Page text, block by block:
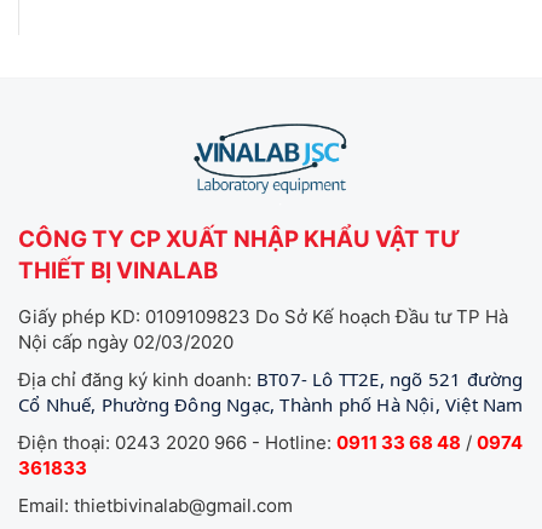
CÔNG TY CP XUẤT NHẬP KHẨU VẬT TƯ
THIẾT BỊ VINALAB
Giấy phép KD: 0109109823 Do Sở Kế hoạch Đầu tư TP Hà
Nội cấp ngày 02/03/2020
Địa chỉ đăng ký kinh doanh: BT07- Lô TT2E, ngõ 521 đường
Cổ Nhuế, Phường Đông Ngạc, Thành phố Hà Nội, Việt Nam
Điện thoại: 0243 2020 966 - Hotline: 0911 33 68 48 / 0974
361833
Email: thietbivinalab@gmail.com